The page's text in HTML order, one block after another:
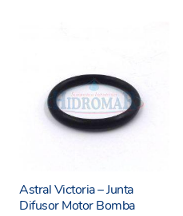
Astral Victoria – Junta
Difusor Motor Bomba